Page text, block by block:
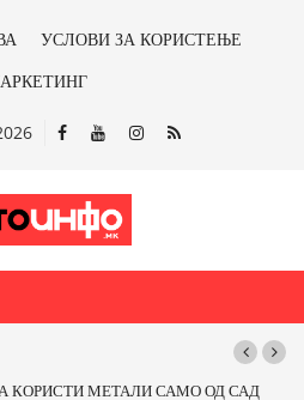
УСЛОВИ ЗА КОРИСТЕЊЕ
КОРИСТИ МЕТАЛИ САМО ОД САД